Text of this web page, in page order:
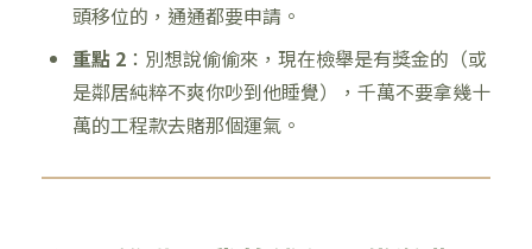
頭移位的，通通都要申請。
重點 2：別想說偷偷來，現在檢舉是有獎金的（或
是鄰居純粹不爽你吵到他睡覺），千萬不要拿幾十
萬的工程款去賭那個運氣。